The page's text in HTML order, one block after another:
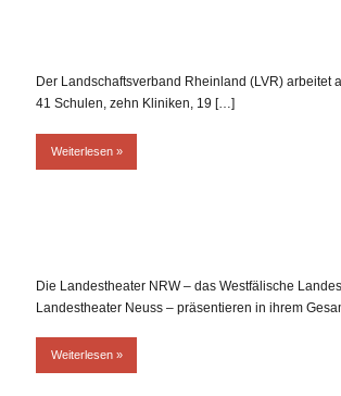
Der Landschaftsverband Rheinland (LVR)
41 Schulen, zehn Kliniken, 19 […]
Weiterlesen
Die Landestheater NRW – das Westfälische
Landestheater Neuss – präsentieren in ihrem
Weiterlesen